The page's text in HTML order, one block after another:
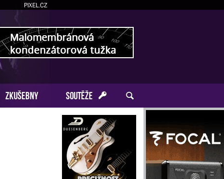
PIXEL.CZ
ZKUŠEBNY SOUTĚŽE